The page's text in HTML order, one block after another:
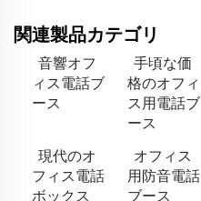
関連製品カテゴリ
音響オフ
ィス電話ブ
ース
手頃な価
格のオフィ
ス用電話ブ
ース
現代のオ
フィス電話
ボックス
オフィス
用防音電話
ブース